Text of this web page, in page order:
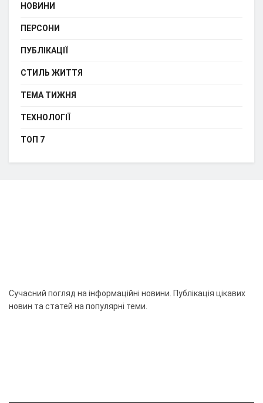
НОВИНИ
ПЕРСОНИ
ПУБЛІКАЦІЇ
СТИЛЬ ЖИТТЯ
ТЕМА ТИЖНЯ
ТЕХНОЛОГІЇ
ТОП 7
Сучасний погляд на інформаційні новини. Публікація цікавих
новин та статей на популярні теми.